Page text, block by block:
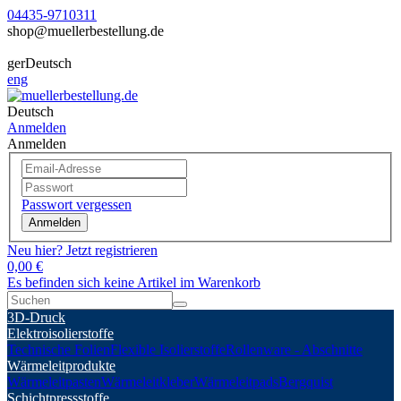
04435-9710311
shop@muellerbestellung.de
gerDeutsch
eng
Deutsch
Anmelden
Anmelden
Passwort vergessen
Anmelden
Neu hier? Jetzt registrieren
0,00 €
Es befinden sich keine Artikel im Warenkorb
3D-Druck
Elektroisolierstoffe
Technische FolienFlexible IsolierstoffeRollenware - Abschnitte
Wärmeleitprodukte
WärmeleitpastenWärmeleitkleberWärmeleitpadsBergquist
Schichtpressstoffe